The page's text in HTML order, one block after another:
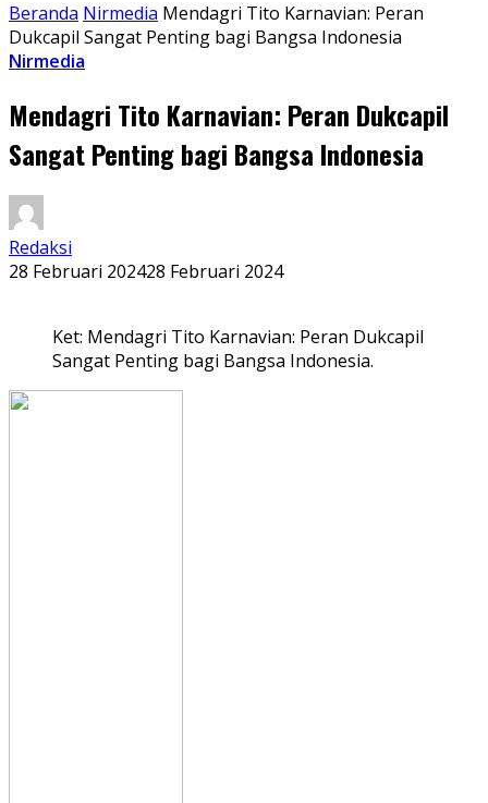
Beranda Nirmedia Mendagri Tito Karnavian: Peran
Dukcapil Sangat Penting bagi Bangsa Indonesia
Nirmedia
Mendagri Tito Karnavian: Peran Dukcapil
Sangat Penting bagi Bangsa Indonesia
Redaksi
28 Februari 202428 Februari 2024
Ket: Mendagri Tito Karnavian: Peran Dukcapil
Sangat Penting bagi Bangsa Indonesia.